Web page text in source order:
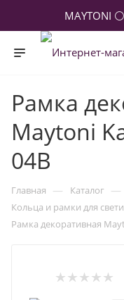
MAYTONI
Рамка
Maytoni
04B
Главная — Каталог —
Кольца и рамки для
Рамка декоративная